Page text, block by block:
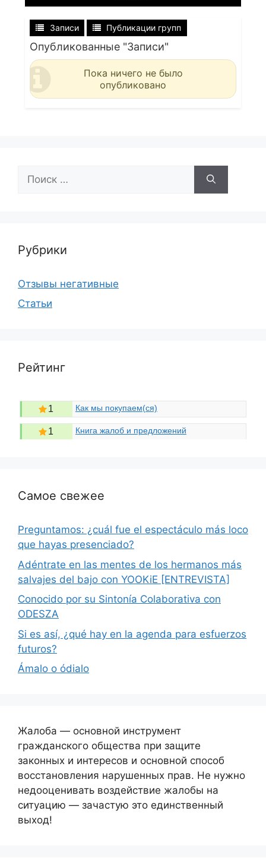
Записи Публикации групп
Опубликованные "Записи"
Пока ничего не было
опубликовано
Рубрики
Отзывы негативные
Статьи
Рейтинг
1 Как мы покупаем(ся)
1 Книга жалоб и предложений
Самое свежее
Preguntamos: ¿cuál fue el espectáculo más loco
que hayas presenciado?
Adéntrate en las mentes de los hermanos más
salvajes del bajo con YOOKiE [ENTREVISTA]
Conocido por su Sintonía Colaborativa con
ODESZA
Si es así, ¿qué hay en la agenda para esfuerzos
futuros?
Ámalo o ódialo
Жалоба — основной инструмент
гражданского общества при защите
законных и интересов и основной способ
восстановления нарушенных прав. Не нужно
недооценивать воздействие жалобы на
ситуацию — зачастую это единственный
выход!